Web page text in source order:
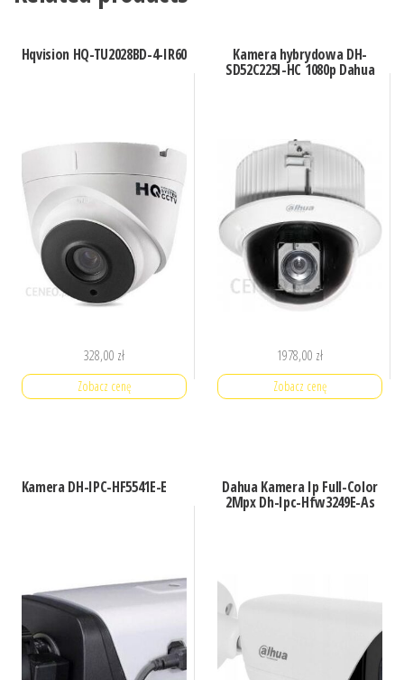
Hqvision HQ-TU2028BD-4-IR60
328,00 zł
Zobacz cenę
Kamera hybrydowa DH-
SD52C225I-HC 1080p Dahua
1978,00 zł
Zobacz cenę
Kamera DH-IPC-HF5541E-E Dahua Kamera Ip Full-Color
2Mpx Dh-Ipc-Hfw3249E-As